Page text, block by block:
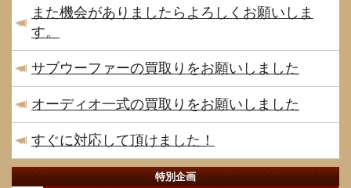
また機会がありましたらよろしくお願いしま
す。
サブウーファーの買取りをお願いしました
オーディオ一式の買取りをお願いしました
すぐに対応して頂けました！
特別企画